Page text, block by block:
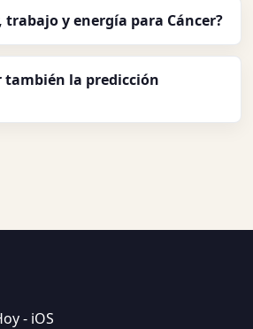
trabajo y energía para Cáncer?
también la predicción
- iOS